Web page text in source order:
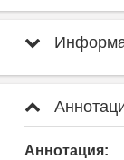
Аннотация: